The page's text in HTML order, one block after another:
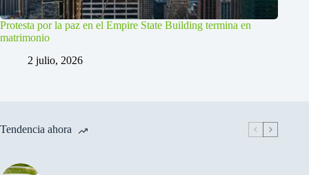
Protesta por la paz en el Empire State Building termina en
matrimonio
2 julio, 2026
Tendencia ahora